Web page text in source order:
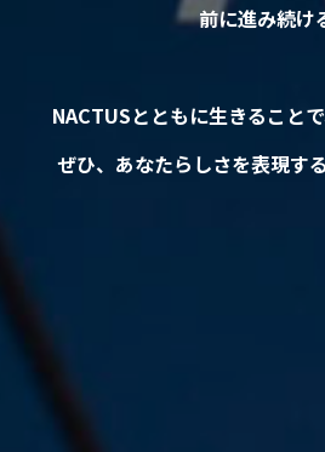
前に進み続け
NACTUSとともに生きることで
ぜひ、あなたらしさを表現する